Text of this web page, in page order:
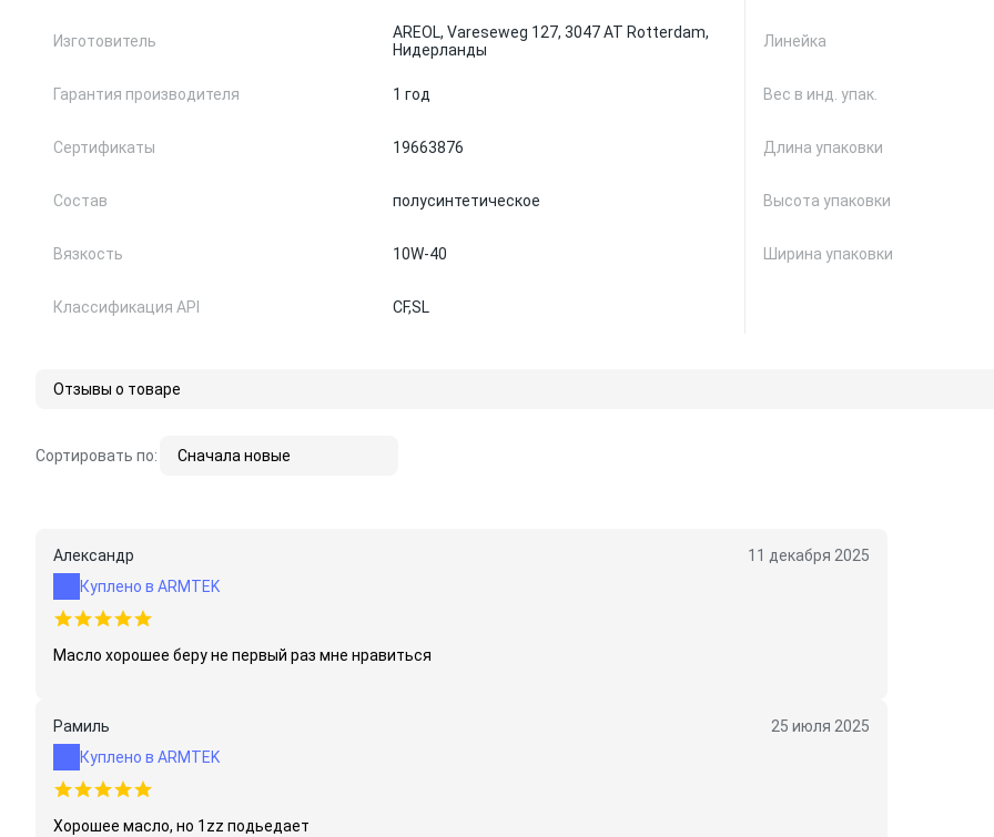
Изготовитель
AREOL, Vareseweg 127, 3047 AT Rotterdam,
Нидерланды
Гарантия производителя 1 год
Сертификаты 19663876
Состав полусинтетическое
Вязкость 10W-40
Классификация API CF,SL
Линейка
Вес в инд. упак.
Длина упаковки
Высота упаковки
Ширина упаковки
Отзывы о товаре
Сортировать по: Сначала новые
Александр
11 декабря 2025
Куплено в ARMTEK
Масло хорошее беру не первый раз мне нравиться
Рамиль
25 июля 2025
Куплено в ARMTEK
Хорошее масло, но 1zz подьедает